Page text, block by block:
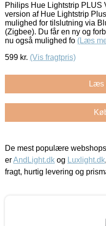
Philips Hue Lightstrip PLUS
version af Hue Lightstrip
mulighed for tilslutning via
(Zigbee). Du får en ny og
nu også mulighed fo (Læs
599 kr. (Vis fragtpris)
Læs
De mest populære
erAndLight.dk og Luxlight.dk
fragt, hurtig levering og